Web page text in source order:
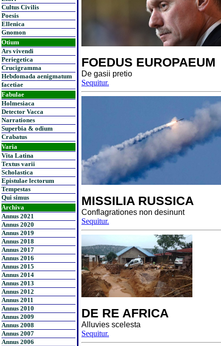
Cultus Civilis
Poesis
Ellenica
Gnomon
Otium
Ars vivendi
Periegetica
Crucigramma
Hebdomada aenigmatum
facetiae
Fabulae
Holmesiaca
Detector Vacca
Narrationes
Superbia & odium
Crabatus
Varia
Vita Latina
Textus varii
Scholastica
Epistulae lectorum
Tempestas
Qui simus
Archiva
Annus 2021
Annus 2020
Annus 2019
Annus 2018
Annus 2017
Annus 2016
Annus 2015
Annus 2014
Annus 2013
Annus 2012
Annus 2011
Annus 2010
Annus 2009
Annus 2008
Annus 2007
Annus 2006
FOEDUS EUROPAEUM
De gasii pretio
Sequitur.
MISSILIA RUSSICA
Conflagrationes non desinunt
Sequitur.
DE RE AFRICA
Alluvies scelesta
Sequitur.